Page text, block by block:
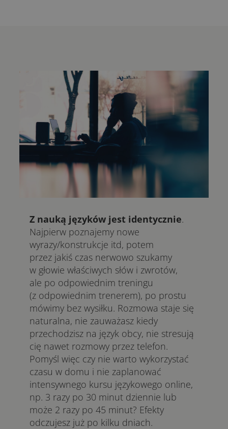
Z nauką języków jest identycznie.
Najpierw poznajemy nowe
wyrazy/konstrukcje itd, potem
przez jakiś czas nerwowo szukamy
w głowie właściwych słów i zwrotów,
ale po odpowiednim treningu
(z odpowiednim trenerem), po prostu
mówimy bez wysiłku. Rozmowa staje się
naturalna, nie zauważasz kiedy
przechodzisz na język obcy, nie stresują
cię nawet rozmowy przez telefon.
Pomyśl więc czy nie warto wykorzystać
czasu w domu i nie zaplanować
intensywnego kursu językowego online,
np. 3 razy po 30 minut dziennie lub
może 2 razy po 45 minut? Efekty
odczujesz już po kilku dniach.